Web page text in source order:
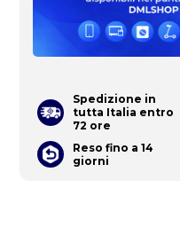
Spedizione in
tutta Italia entro
72 ore
Reso fino a 14
giorni